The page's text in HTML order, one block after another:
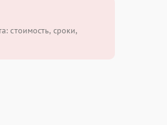
стоимость, сроки,